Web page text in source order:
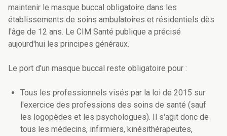
maintenir le masque buccal obligatoire dans les
établissements de soins ambulatoires et résidentiels dès
l'âge de 12 ans. Le CIM Santé publique a précisé
aujourd'hui les principes généraux.
Le port d'un masque buccal reste obligatoire pour :
Tous les professionnels visés par la loi de 2015 sur
l'exercice des professions des soins de santé (sauf
les logopèdes et les psychologues). Il s'agit donc de
tous les médecins, infirmiers, kinésithérapeutes,